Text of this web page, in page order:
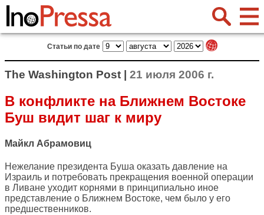
Статьи по дате
The Washington Post | 21 июля 2006 г.
В конфликте на Ближнем Востоке
Буш видит шаг к миру
Майкл Абрамовиц
Нежелание президента Буша оказать давление на
Израиль и потребовать прекращения военной операции
в Ливане уходит корнями в принципиально иное
представление о Ближнем Востоке, чем было у его
предшественников.